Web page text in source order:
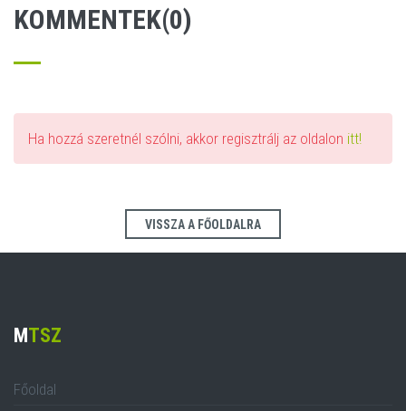
KOMMENTEK(0)
Ha hozzá szeretnél szólni, akkor regisztrálj az oldalon itt!
VISSZA A FŐOLDALRA
MTSZ
Főoldal